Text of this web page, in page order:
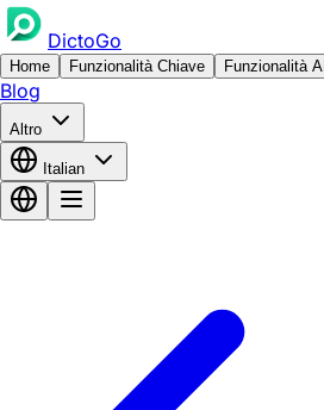
DictoGo
Home Funzionalità Chiave Funzionalità AI
Blog
Altro
Italian